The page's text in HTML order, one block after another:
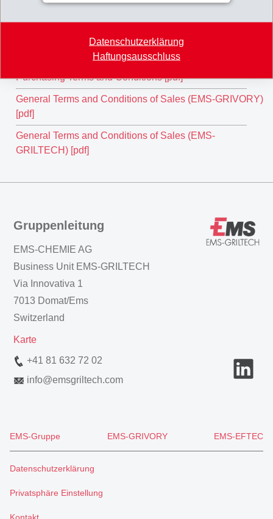
Datenschutzerklärung
Haftungsausschluss
EMS-CHEMIE (North America) Inc.
Purchasing Terms and Conditions [pdf]
General Terms and Conditions of Sales (EMS-GRIVORY)
[pdf]
General Terms and Conditions of Sales (EMS-
GRILTECH) [pdf]
Gruppenleitung
EMS-CHEMIE AG
Business Unit EMS-GRILTECH
Via Innovativa 1
7013 Domat/Ems
Switzerland
Karte
+41 81 632 72 02
info@emsgriltech.com
EMS-Gruppe EMS-GRIVORY EMS-EFTEC
Datenschutzerklärung
Privatsphäre Einstellung